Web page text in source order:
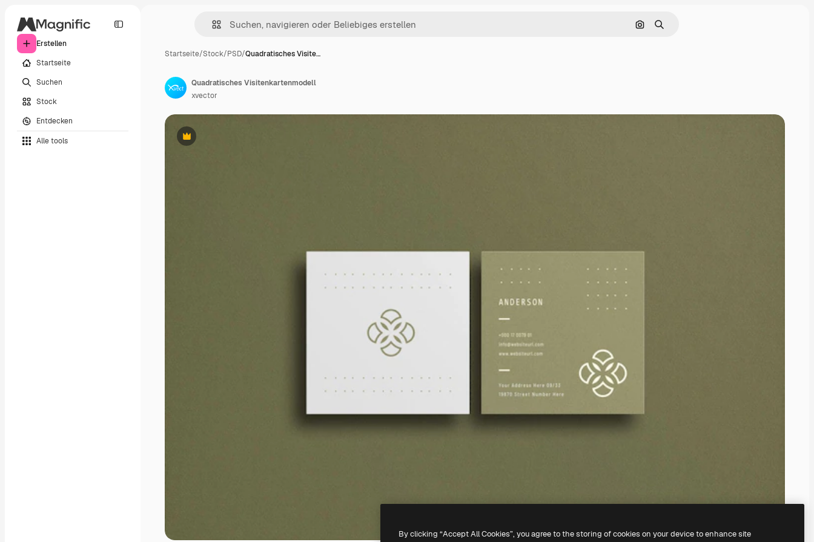
Erstellen
Startseite
Suchen
Stock
Entdecken
Alle tools
Nach Bild suchen
Suchen
Startseite/Stock/PSD/Quadratisches Visite…
Premium
Quadratisches Visitenkartenmodell
xvector
By clicking “Accept All Cookies”, you agree to the storing of cookies on your device to enhance site